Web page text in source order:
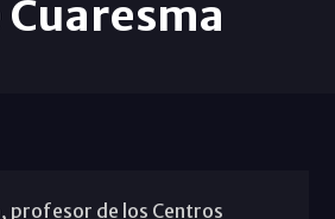
Cuaresma
profesor de los Centros